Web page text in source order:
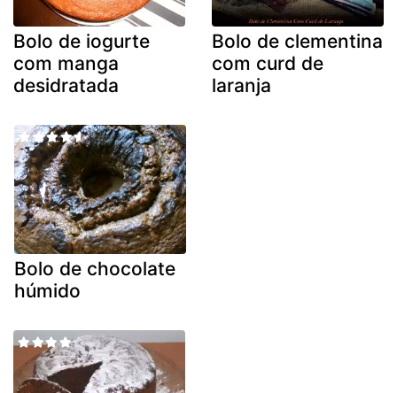
Bolo de iogurte
com manga
desidratada
Bolo de clementina
com curd de
laranja
Bolo de chocolate
húmido